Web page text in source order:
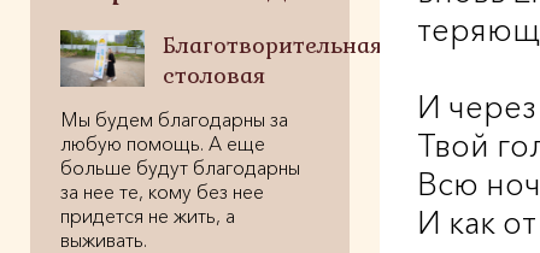
Благотворительная
столовая
Мы будем благодарны за
любую помощь. А еще
больше будут благодарны
за нее те, кому без нее
придется не жить, а
выживать.
И
Твой
Всю
И как